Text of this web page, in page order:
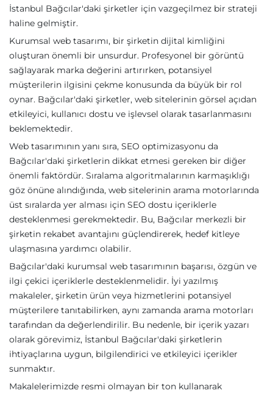
İstanbul Bağcılar'daki şirketler için vazgeçilmez bir strateji
haline gelmiştir.
Kurumsal web tasarımı, bir şirketin dijital kimliğini
oluşturan önemli bir unsurdur. Profesyonel bir görüntü
sağlayarak marka değerini artırırken, potansiyel
müşterilerin ilgisini çekme konusunda da büyük bir rol
oynar. Bağcılar'daki şirketler, web sitelerinin görsel açıdan
etkileyici, kullanıcı dostu ve işlevsel olarak tasarlanmasını
beklemektedir.
Web tasarımının yanı sıra, SEO optimizasyonu da
Bağcılar'daki şirketlerin dikkat etmesi gereken bir diğer
önemli faktördür. Sıralama algoritmalarının karmaşıklığı
göz önüne alındığında, web sitelerinin arama motorlarında
üst sıralarda yer alması için SEO dostu içeriklerle
desteklenmesi gerekmektedir. Bu, Bağcılar merkezli bir
şirketin rekabet avantajını güçlendirerek, hedef kitleye
ulaşmasına yardımcı olabilir.
Bağcılar'daki kurumsal web tasarımının başarısı, özgün ve
ilgi çekici içeriklerle desteklenmelidir. İyi yazılmış
makaleler, şirketin ürün veya hizmetlerini potansiyel
müşterilere tanıtabilirken, aynı zamanda arama motorları
tarafından da değerlendirilir. Bu nedenle, bir içerik yazarı
olarak görevimiz, İstanbul Bağcılar'daki şirketlerin
ihtiyaçlarına uygun, bilgilendirici ve etkileyici içerikler
sunmaktır.
Makalelerimizde resmi olmayan bir ton kullanarak